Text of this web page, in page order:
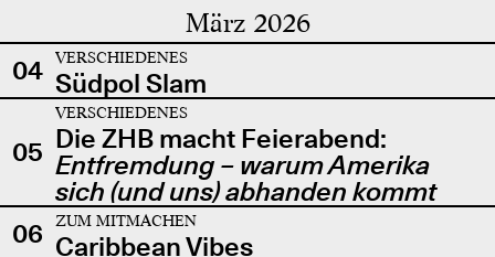
März 2026
04 VERSCHIEDENES
Südpol Slam
05
VERSCHIEDENES
Die ZHB macht Feierabend:
Entfremdung – warum Amerika
sich (und uns) abhanden kommt
06
ZUM MITMACHEN
Caribbean Vibes